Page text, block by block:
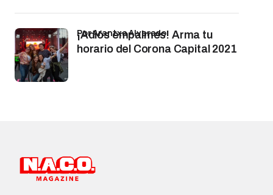
¡Adiós empalmes! Arma tu
horario del Corona Capital 2021
por Arantxa Alvarado